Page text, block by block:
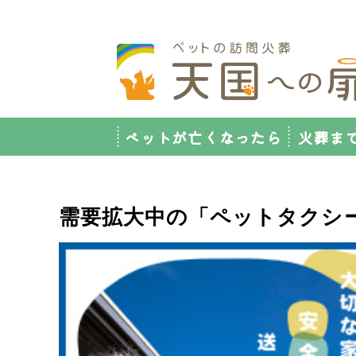
ペットが亡くなったら 火葬ま
需要拡大中の「ペットタクシ